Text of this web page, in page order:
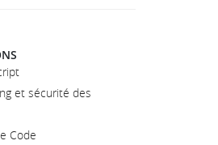
et sécurité des
Code